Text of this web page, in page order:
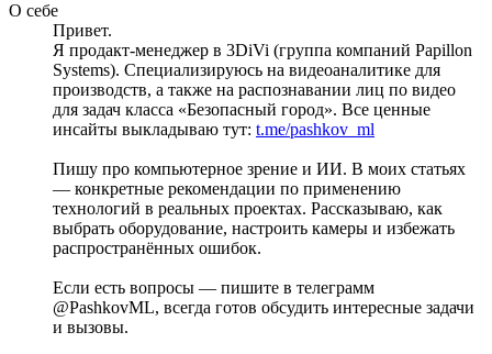
О себе
Привет.
Я продакт-менеджер в 3DiVi (группа компаний Papillon
Systems). Специализируюсь на видеоаналитике для
производств, а также на распознавании лиц по видео
для задач класса «‎Безопасный город»‎. Все ценные
инсайты выкладываю тут: t.me/pashkov_ml
Пишу про компьютерное зрение и ИИ. В моих статьях
— конкретные рекомендации по применению
технологий в реальных проектах. Рассказываю, как
выбрать оборудование, настроить камеры и избежать
распространённых ошибок.
Если есть вопросы — пишите в телеграмм
@PashkovML, всегда готов обсудить интересные задачи
и вызовы.